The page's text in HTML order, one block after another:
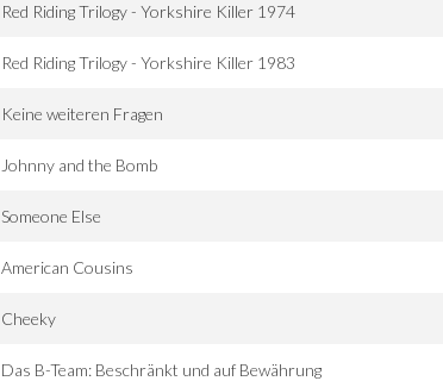
Red Riding Trilogy - Yorkshire Killer 1974
Red Riding Trilogy - Yorkshire Killer 1983
Keine weiteren Fragen
Johnny and the Bomb
Someone Else
American Cousins
Cheeky
Das B-Team: Beschränkt und auf Bewährung